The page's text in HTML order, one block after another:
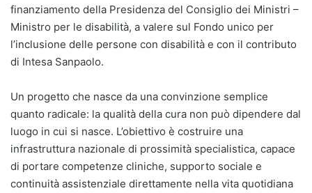
finanziamento della Presidenza del Consiglio dei Ministri –
Ministro per le disabilità, a valere sul Fondo unico per
l’inclusione delle persone con disabilità e con il contributo
di Intesa Sanpaolo.
Un progetto che nasce da una convinzione semplice
quanto radicale: la qualità della cura non può dipendere dal
luogo in cui si nasce. L’obiettivo è costruire una
infrastruttura nazionale di prossimità specialistica, capace
di portare competenze cliniche, supporto sociale e
continuità assistenziale direttamente nella vita quotidiana